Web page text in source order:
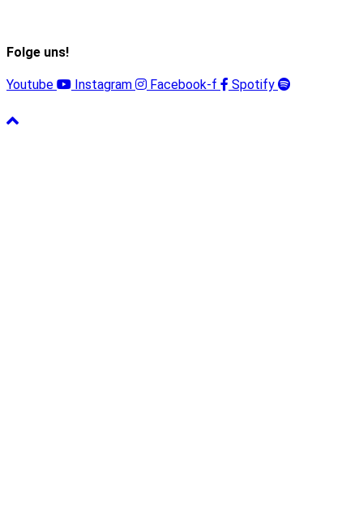
Folge uns!
Youtube Instagram Facebook-f Spotify